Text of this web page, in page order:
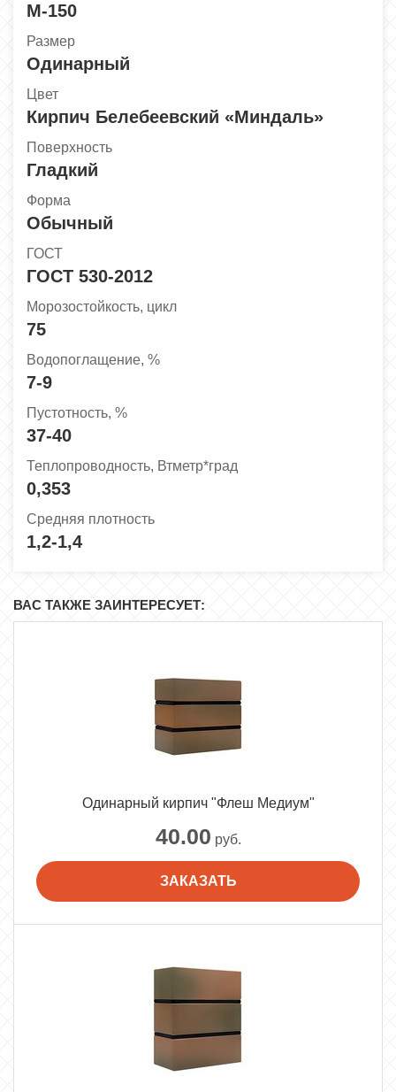
М-150
Размер
Одинарный
Цвет
Кирпич Белебеевский «Миндаль»
Поверхность
Гладкий
Форма
Обычный
ГОСТ
ГОСТ 530-2012
Морозостойкость, цикл
75
Водопоглащение, %
7-9
Пустотность, %
37-40
Теплопроводность, Втметр*град
0,353
Средняя плотность
1,2-1,4
ВАС ТАКЖЕ ЗАИНТЕРЕСУЕТ:
40.00 руб.
ЗАКАЗАТЬ
Одинарный кирпич "Флеш Медиум"